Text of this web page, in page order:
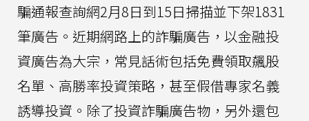
騙通報查詢網2月8日到15日掃描並下架1831
筆廣告。近期網路上的詐騙廣告，以金融投
資廣告為大宗，常見話術包括免費領取飆股
名單、高勝率投資策略，甚至假借專家名義
誘導投資。除了投資詐騙廣告物，另外還包